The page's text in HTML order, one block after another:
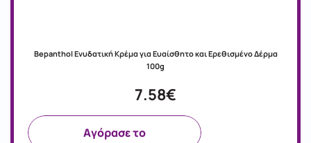
Bepanthol Ενυδατική Κρέμα για Ευαίσθητο και Ερεθισμένο Δέρμα
100g
7.58€
Aγόρασε το